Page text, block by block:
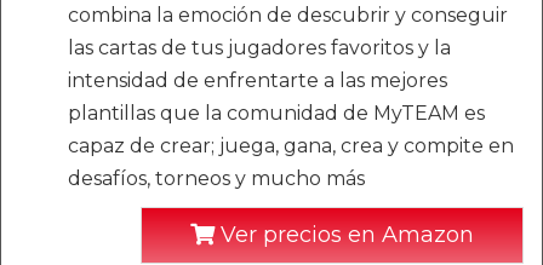
combina la emoción de descubrir y conseguir
las cartas de tus jugadores favoritos y la
intensidad de enfrentarte a las mejores
plantillas que la comunidad de MyTEAM es
capaz de crear; juega, gana, crea y compite en
desafíos, torneos y mucho más
Ver precios en Amazon